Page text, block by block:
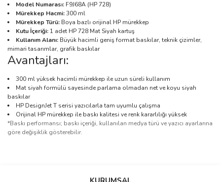
Model Numarası: F9J68A (HP 728)
Mürekkep Hacmi:300 ml
Mürekkep Türü: Boya bazlı orijinal HP mürekkep
Kutu İçeriği: 1 adet HP 728 Mat Siyah kartuş
Kullanım Alanı: Büyük hacimli geniş format baskılar, teknik çizimler,
mimari tasarımlar, grafik baskılar
Avantajları:
300 ml yüksek hacimli mürekkep ile uzun süreli kullanım
Mat siyah formülü sayesinde parlama olmadan net ve koyu siyah
baskılar
HP DesignJet T serisi yazıcılarla tam uyumlu çalışma
Orijinal HP mürekkep ile baskı kalitesi ve renk kararlılığı yüksek
*Baskı performansı; baskı içeriği, kullanılan medya türü ve yazıcı ayarlarına
göre değişiklik gösterebilir.
Bu ürüne ilk yorumu siz yapın!